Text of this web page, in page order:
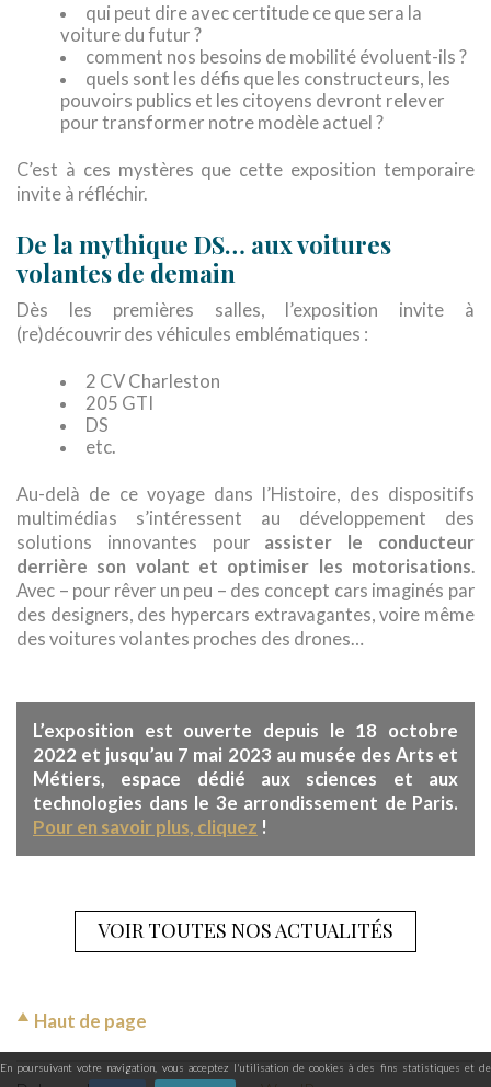
En poursuivant votre navigation, vous acceptez l'utilisation de cookies à des fins statistiques et de
qui peut dire avec certitude ce que sera la
voiture du futur ?
comment nos besoins de mobilité évoluent-ils ?
quels sont les défis que les constructeurs, les
pouvoirs publics et les citoyens devront relever
pour transformer notre modèle actuel ?
C’est à ces mystères que cette exposition temporaire
invite à réfléchir.
De la mythique DS… aux voitures
volantes de demain
Dès les premières salles, l’exposition invite à
(re)découvrir des véhicules emblématiques :
2 CV Charleston
205 GTI
DS
etc.
Au-delà de ce voyage dans l’Histoire, des dispositifs
multimédias s’intéressent au développement des
solutions innovantes pour assister le conducteur
derrière son volant et optimiser les motorisations.
Avec – pour rêver un peu – des concept cars imaginés par
des designers, des hypercars extravagantes, voire même
des voitures volantes proches des drones…
L’exposition est ouverte depuis le 18 octobre
2022 et jusqu’au 7 mai 2023 au musée des Arts et
Métiers, espace dédié aux sciences et aux
technologies dans le 3e arrondissement de Paris.
Pour en savoir plus, cliquez !
VOIR TOUTES NOS ACTUALITÉS
Haut de page